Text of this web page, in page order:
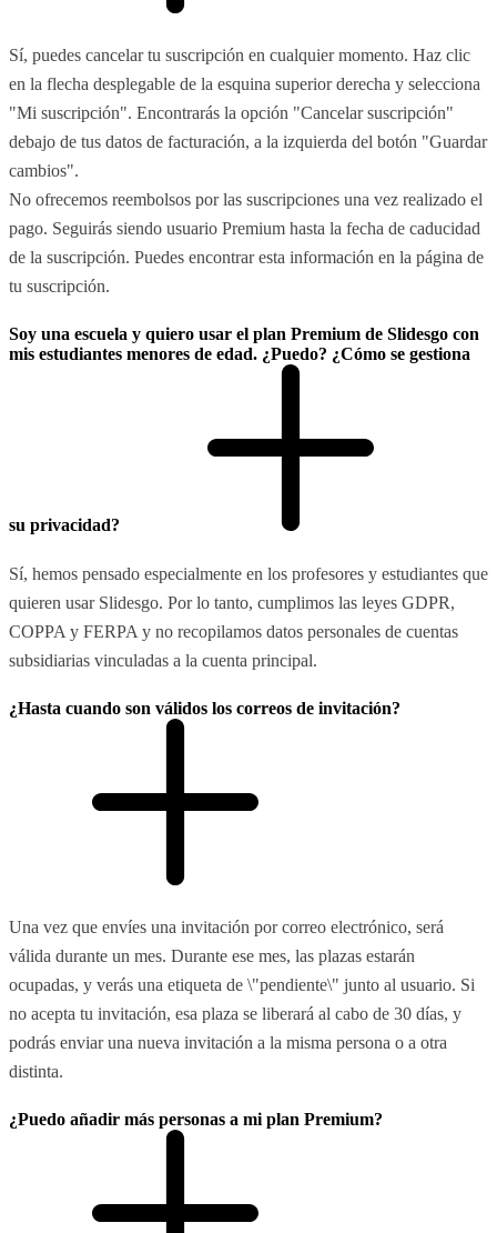
Sí, puedes cancelar tu suscripción en cualquier momento. Haz clic
en la flecha desplegable de la esquina superior derecha y selecciona
"Mi suscripción". Encontrarás la opción "Cancelar suscripción"
debajo de tus datos de facturación, a la izquierda del botón "Guardar
cambios".
No ofrecemos reembolsos por las suscripciones una vez realizado el
pago. Seguirás siendo usuario Premium hasta la fecha de caducidad
de la suscripción. Puedes encontrar esta información en la página de
tu suscripción.
Soy una escuela y quiero usar el plan Premium de Slidesgo con
mis estudiantes menores de edad. ¿Puedo? ¿Cómo se gestiona
su privacidad?
Sí, hemos pensado especialmente en los profesores y estudiantes que
quieren usar Slidesgo. Por lo tanto, cumplimos las leyes GDPR,
COPPA y FERPA y no recopilamos datos personales de cuentas
subsidiarias vinculadas a la cuenta principal.
¿Hasta cuando son válidos los correos de invitación?
Una vez que envíes una invitación por correo electrónico, será
válida durante un mes. Durante ese mes, las plazas estarán
ocupadas, y verás una etiqueta de \"pendiente\" junto al usuario. Si
no acepta tu invitación, esa plaza se liberará al cabo de 30 días, y
podrás enviar una nueva invitación a la misma persona o a otra
distinta.
¿Puedo añadir más personas a mi plan Premium?